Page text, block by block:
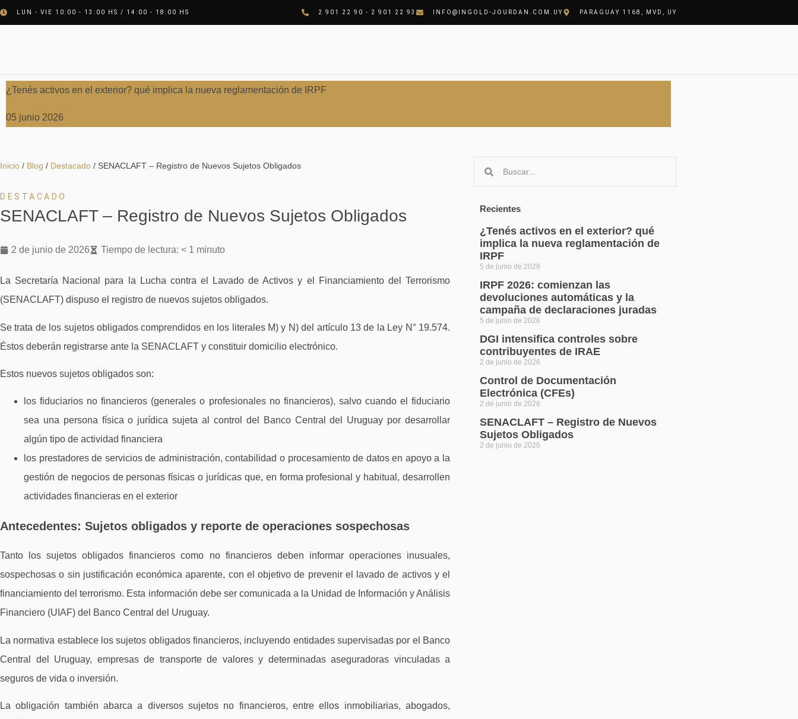
LUN - VIE 10:00 - 13:00 HS / 14:00 - 18:00 HS 2 901 22 90 - 2 901 22 93 INFO@INGOLD-JOURDAN.COM.UY PARAGUAY 1168, MVD, UY
¿Tenés activos en el exterior? qué implica la nueva reglamentación de IRPF
05 junio 2026
Inicio / Blog / Destacado / SENACLAFT – Registro de Nuevos Sujetos Obligados
DESTACADO
SENACLAFT – Registro de Nuevos Sujetos Obligados
2 de junio de 2026 Tiempo de lectura: < 1 minuto
La Secretaría Nacional para la Lucha contra el Lavado de Activos y el Financiamiento del Terrorismo
(SENACLAFT) dispuso el registro de nuevos sujetos obligados.
Se trata de los sujetos obligados comprendidos en los literales M) y N) del artículo 13 de la Ley N° 19.574.
Éstos deberán registrarse ante la SENACLAFT y constituir domicilio electrónico.
Estos nuevos sujetos obligados son:
los fiduciarios no financieros (generales o profesionales no financieros), salvo cuando el fiduciario
sea una persona física o jurídica sujeta al control del Banco Central del Uruguay por desarrollar
algún tipo de actividad financiera
los prestadores de servicios de administración, contabilidad o procesamiento de datos en apoyo a la
gestión de negocios de personas físicas o jurídicas que, en forma profesional y habitual, desarrollen
actividades financieras en el exterior
Antecedentes: Sujetos obligados y reporte de operaciones sospechosas
Tanto los sujetos obligados financieros como no financieros deben informar operaciones inusuales,
sospechosas o sin justificación económica aparente, con el objetivo de prevenir el lavado de activos y el
financiamiento del terrorismo. Esta información debe ser comunicada a la Unidad de Información y Análisis
Financiero (UIAF) del Banco Central del Uruguay.
La normativa establece los sujetos obligados financieros, incluyendo entidades supervisadas por el Banco
Central del Uruguay, empresas de transporte de valores y determinadas aseguradoras vinculadas a
seguros de vida o inversión.
La obligación también abarca a diversos sujetos no financieros, entre ellos inmobiliarias, abogados,
Recientes
¿Tenés activos en el exterior? qué
implica la nueva reglamentación de
IRPF
5 de junio de 2026
IRPF 2026: comienzan las
devoluciones automáticas y la
campaña de declaraciones juradas
5 de junio de 2026
DGI intensifica controles sobre
contribuyentes de IRAE
2 de junio de 2026
Control de Documentación
Electrónica (CFEs)
2 de junio de 2026
SENACLAFT – Registro de Nuevos
Sujetos Obligados
2 de junio de 2026